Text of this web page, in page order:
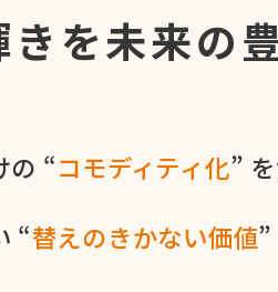
を未来の
の​ “コモディティ化”
“替えの​きかない​価値